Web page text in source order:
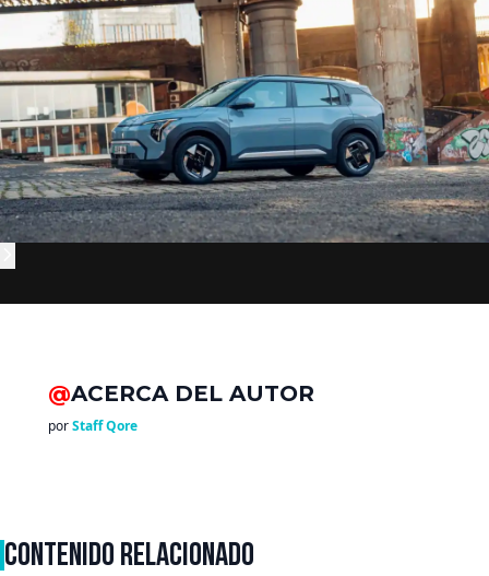
@ACERCA DEL AUTOR
porStaff Qore
CONTENIDO RELACIONADO